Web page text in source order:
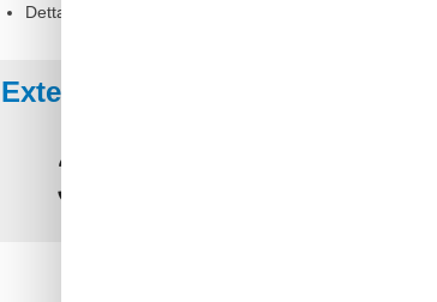
Detta hus är aktiverat för smarta lås
Externa recensioner
3,8